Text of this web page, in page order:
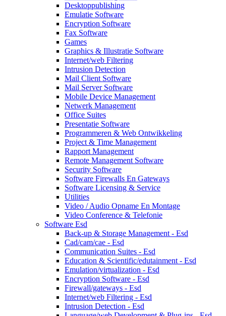
Desktoppublishing
Emulatie Software
Encryption Software
Fax Software
Games
Graphics & Illustratie Software
Internet/web Filtering
Intrusion Detection
Mail Client Software
Mail Server Software
Mobile Device Management
Netwerk Management
Office Suites
Presentatie Software
Programmeren & Web Ontwikkeling
Project & Time Management
Rapport Management
Remote Management Software
Security Software
Software Firewalls En Gateways
Software Licensing & Service
Utilities
Video / Audio Opname En Montage
Video Conference & Telefonie
Software Esd
Back-up & Storage Management - Esd
Cad/cam/cae - Esd
Communication Suites - Esd
Education & Scientific/edutainment - Esd
Emulation/virtualization - Esd
Encryption Software - Esd
Firewall/gateways - Esd
Internet/web Filtering - Esd
Intrusion Detection - Esd